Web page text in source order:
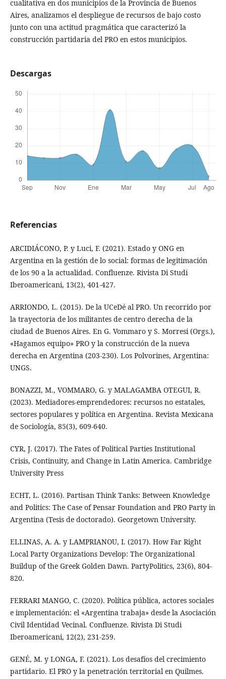
cualitativa en dos municipios de la Provincia de Buenos
Aires, analizamos el despliegue de recursos de bajo costo
junto con una actitud pragmática que caracterizó la
construcción partidaria del PRO en estos municipios.
Descargas
Referencias
ARCIDIÁCONO, P. y Luci, F. (2021). Estado y ONG en
Argentina en la gestión de lo social: formas de legitimación
de los 90 a la actualidad. Confluenze. Rivista Di Studi
Iberoamericani, 13(2), 401-427.
ARRIONDO, L. (2015). De la UCeDé al PRO. Un recorrido por
la trayectoria de los militantes de centro derecha de la
ciudad de Buenos Aires. En G. Vommaro y S. Morresi (Orgs.),
«Hagamos equipo» PRO y la construcción de la nueva
derecha en Argentina (203-230). Los Polvorines, Argentina:
UNGS.
BONAZZI, M., VOMMARO, G. y MALAGAMBA OTEGUI, R.
(2023). Mediadores-emprendedores: recursos no estatales,
sectores populares y política en Argentina. Revista Mexicana
de Sociología, 85(3), 609-640.
CYR, J. (2017). The Fates of Political Parties Institutional
Crisis, Continuity, and Change in Latin America. Cambridge
University Press
ECHT, L. (2016). Partisan Think Tanks: Between Knowledge
and Politics: The Case of Pensar Foundation and PRO Party in
Argentina (Tesis de doctorado). Georgetown University.
ELLINAS, A. A. y LAMPRIANOU, I. (2017). How Far Right
Local Party Organizations Develop: The Organizational
Buildup of the Greek Golden Dawn. PartyPolitics, 23(6), 804-
820.
FERRARI MANGO, C. (2020). Política pública, actores sociales
e implementación: el «Argentina trabaja» desde la Asociación
Civil Identidad Vecinal. Confluenze. Rivista Di Studi
Iberoamericani, 12(2), 231-259.
GENÉ, M. y LONGA, F. (2021). Los desafíos del crecimiento
partidario. El PRO y la penetración territorial en Quilmes.